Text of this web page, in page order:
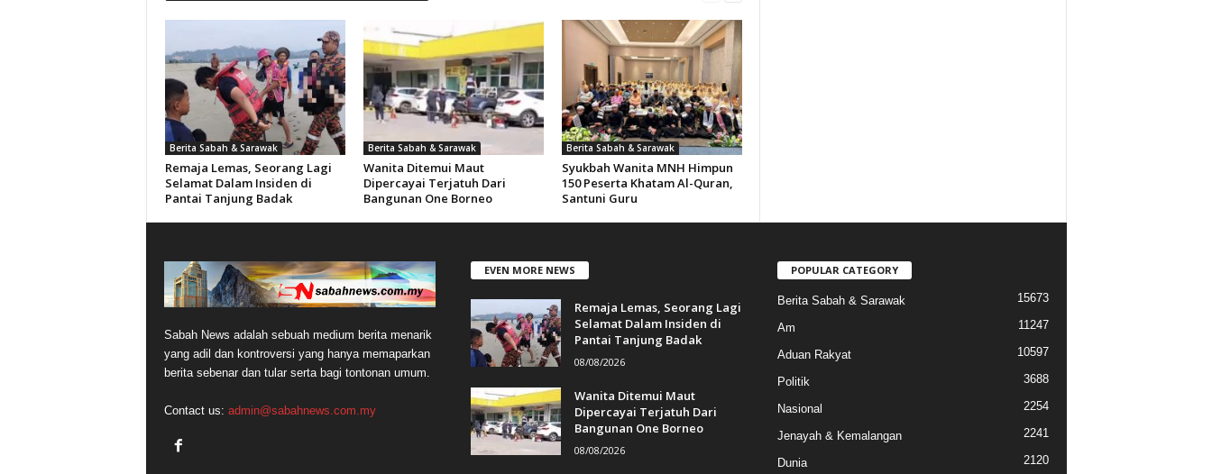
Berita Sabah & Sarawak
Remaja Lemas, Seorang Lagi
Selamat Dalam Insiden di
Pantai Tanjung Badak
Berita Sabah & Sarawak
Wanita Ditemui Maut
Dipercayai Terjatuh Dari
Bangunan One Borneo
Berita Sabah & Sarawak
Syukbah Wanita MNH Himpun
150 Peserta Khatam Al-Quran,
Santuni Guru
Sabah News adalah sebuah medium berita menarik
yang adil dan kontroversi yang hanya memaparkan
berita sebenar dan tular serta bagi tontonan umum.
Contact us: admin@sabahnews.com.my
EVEN MORE NEWS
Remaja Lemas, Seorang Lagi
Selamat Dalam Insiden di
Pantai Tanjung Badak
08/08/2026
Wanita Ditemui Maut
Dipercayai Terjatuh Dari
Bangunan One Borneo
08/08/2026
POPULAR CATEGORY
Berita Sabah & Sarawak 15673
Am 11247
Aduan Rakyat 10597
Politik 3688
Nasional 2254
Jenayah & Kemalangan 2241
Dunia 2120